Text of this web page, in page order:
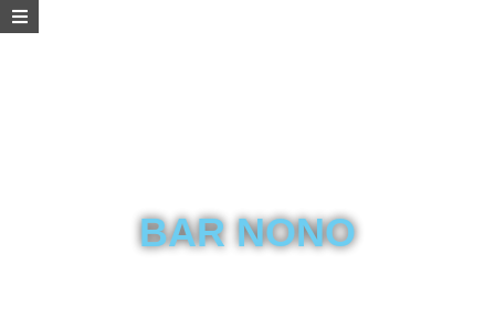
BAR NONO